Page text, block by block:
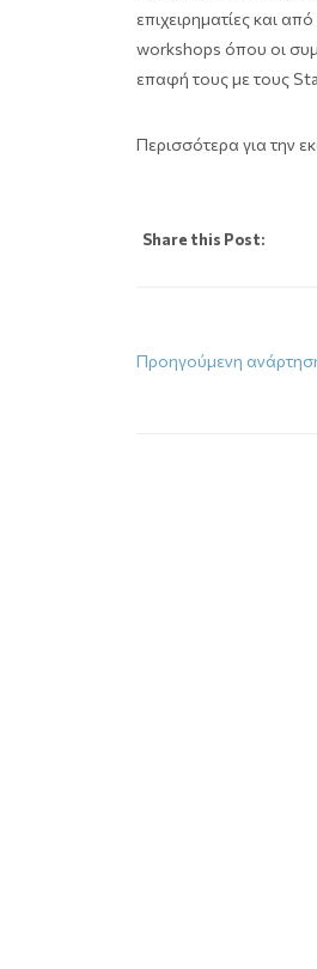
επιχειρηματίες και
workshops όπου οι
επαφή τους με τους
Περισσότερα για την
Share this Post:
Προηγούμενη